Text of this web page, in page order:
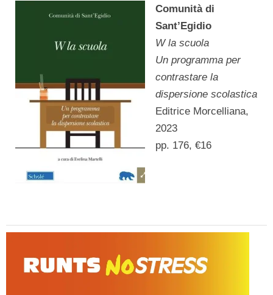
Comunità di
Sant’Egidio
W la scuola
Un programma per
contrastare la
dispersione scolastica
Editrice Morcelliana,
2023
pp. 176, €16